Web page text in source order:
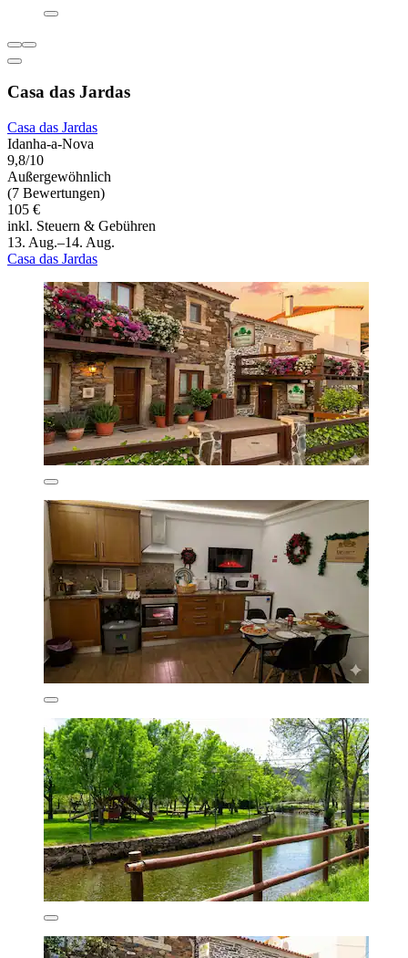
Casa das Jardas
Casa das Jardas
Idanha-a-Nova
9,8/10
Außergewöhnlich
(7 Bewertungen)
105 €
inkl. Steuern & Gebühren
13. Aug.–14. Aug.
Casa das Jardas